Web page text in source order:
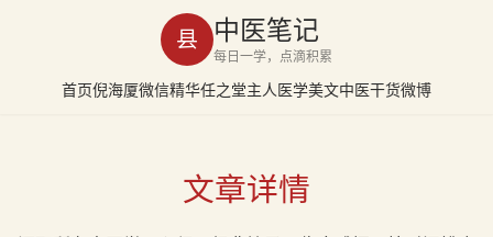
县 中医笔记
每日一学，点滴积累
首页倪海厦微信精华任之堂主人医学美文中医干货微博
文章详情